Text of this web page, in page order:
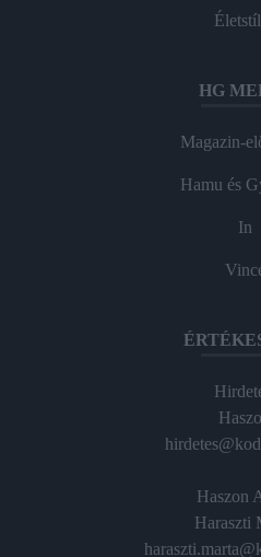
HG
Magazin-
Hamu és
In
Haszon
Haraszti